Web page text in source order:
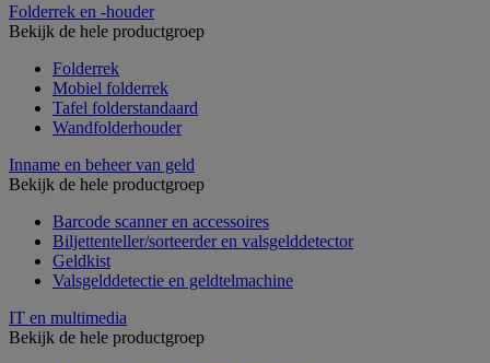
Folderrek en -houder
Bekijk de hele productgroep
Folderrek
Mobiel folderrek
Tafel folderstandaard
Wandfolderhouder
Inname en beheer van geld
Bekijk de hele productgroep
Barcode scanner en accessoires
Biljettenteller/sorteerder en valsgelddetector
Geldkist
Valsgelddetectie en geldtelmachine
IT en multimedia
Bekijk de hele productgroep